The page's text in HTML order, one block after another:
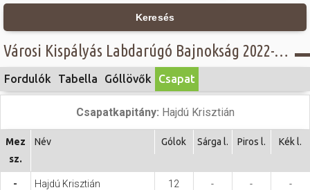
Sport
Szabadidő
Hasznos
Keresés
Városi Kispályás Labdarúgó Bajnokság 2022-23 - III. osztály - Asztalon Villa FC
Fordulók Tabella Góllövők Csapat
Csapatkapitány: Hajdú Krisztián
Mez
sz.
Név Gólok Sárga l. Piros l. Kék l.
- Hajdú Krisztián 12 - - -